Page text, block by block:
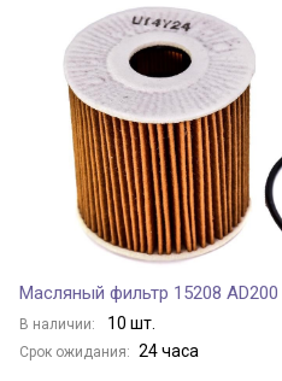
Масляный фильтр 15208 AD200
В наличии: 10 шт.
Срок ожидания: 24 часа